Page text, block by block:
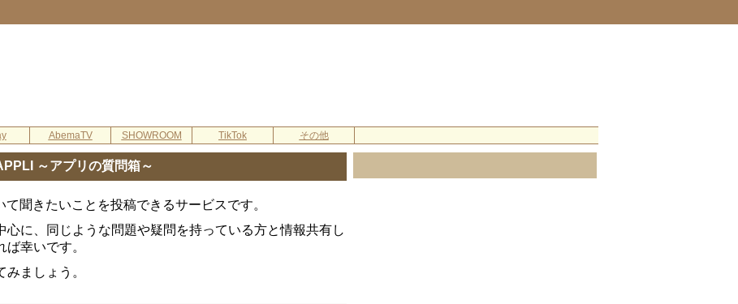
AbemaTV SHOWROOM TikTok その他
～アプリの質問箱～
聞きたいことを投稿できるサービスです。
に、同じような問題や疑問を持っている方と情報共有し
幸いです。
ましょう。